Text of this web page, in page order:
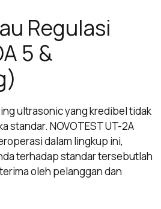
Regulasi
5 &
ultrasonic yang kredibel tidak
standar. NOVOTEST UT-2A
dalam lingkup ini,
terhadap standar tersebutlah
oleh pelanggan dan